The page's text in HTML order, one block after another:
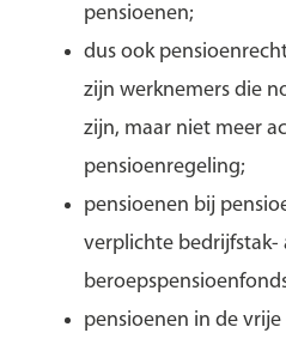
pensioenen;
dus ook
zijn werknemers die
zijn, maar niet meer
pensioenregeling;
pensioenen bij
verplichte bedrijfstak-
pensioenen in de